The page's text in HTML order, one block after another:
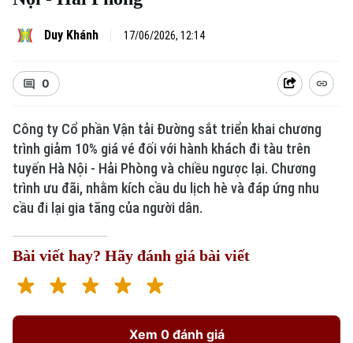
Duy Khánh 17/06/2026, 12:14
0
Công ty Cổ phần Vận tải Đường sắt triển khai chương
trình giảm 10% giá vé đối với hành khách đi tàu trên
tuyến Hà Nội - Hải Phòng và chiều ngược lại. Chương
trình ưu đãi, nhằm kích cầu du lịch hè và đáp ứng nhu
cầu đi lại gia tăng của người dân.
Bài viết hay? Hãy đánh giá bài viết
Xem 0 đánh giá